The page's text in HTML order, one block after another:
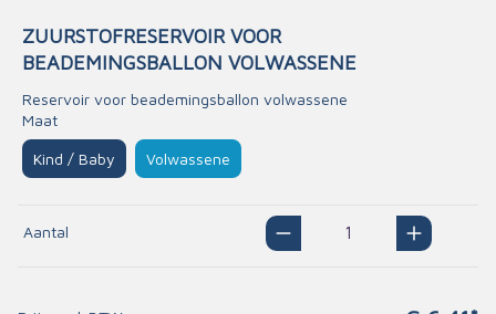
ZUURSTOFRESERVOIR VOOR
BEADEMINGSBALLON VOLWASSENE
Reservoir voor beademingsballon volwassene
Maat
Kind / Baby Volwassene
Aantal